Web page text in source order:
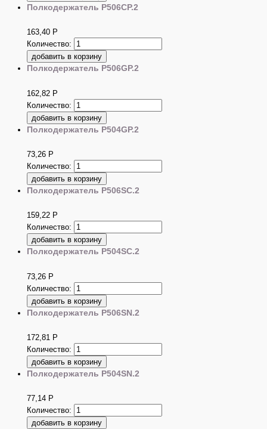
Полкодержатель P506CP.2
163,40 Р
Количество:
Полкодержатель P506GP.2
162,82 Р
Количество:
Полкодержатель P504GP.2
73,26 Р
Количество:
Полкодержатель P506SC.2
159,22 Р
Количество:
Полкодержатель P504SC.2
73,26 Р
Количество:
Полкодержатель P506SN.2
172,81 Р
Количество:
Полкодержатель P504SN.2
77,14 Р
Количество: